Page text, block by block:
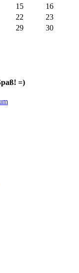
15
16
22
23
29
30
=)